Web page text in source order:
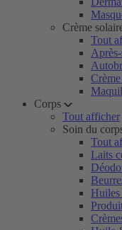
Crème
Tout
Corps
Tout afficher
Soin du
Tout
Laits
Huiles